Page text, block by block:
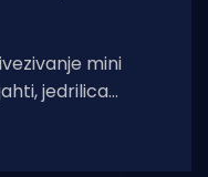
mini
jedrilica